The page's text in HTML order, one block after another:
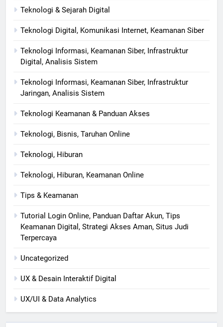
Teknologi & Sejarah Digital
Teknologi Digital, Komunikasi Internet, Keamanan Siber
Teknologi Informasi, Keamanan Siber, Infrastruktur
Digital, Analisis Sistem
Teknologi Informasi, Keamanan Siber, Infrastruktur
Jaringan, Analisis Sistem
Teknologi Keamanan & Panduan Akses
Teknologi, Bisnis, Taruhan Online
Teknologi, Hiburan
Teknologi, Hiburan, Keamanan Online
Tips & Keamanan
Tutorial Login Online, Panduan Daftar Akun, Tips
Keamanan Digital, Strategi Akses Aman, Situs Judi
Terpercaya
Uncategorized
UX & Desain Interaktif Digital
UX/UI & Data Analytics